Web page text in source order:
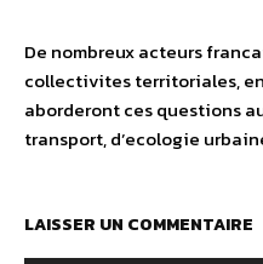
De nombreux acteurs
collectivites territoriales,
aborderont ces questions
transport, d’ecologie
LAISSER UN COMMENTAIRE